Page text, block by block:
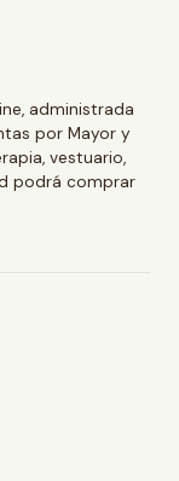
administrada
por Mayor y
vestuario,
podrá comprar